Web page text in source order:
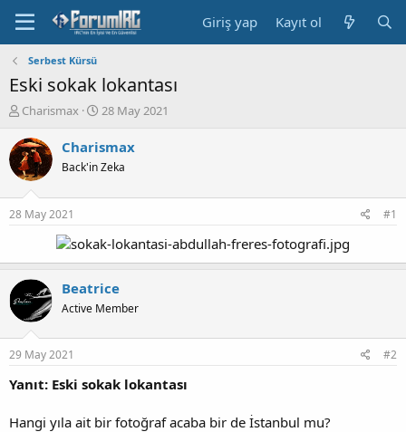
Giriş yap Kayıt ol
Serbest Kürsü
Eski sokak lokantası
K
n
b
u
u
b
t
a
n
Charismax
B
ş
a
ç
r
i
i
28 May 2021
Charismax
Back'in Zeka
28 May 2021 #1
Beatrice
Active Member
29 May 2021 #2
Yanıt: Eski sokak lokantası
Hangi yıla ait bir fotoğraf acaba bir de İstanbul mu?